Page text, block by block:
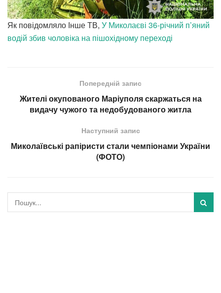
Як повідомляло Інше ТВ, У Миколаєві 36-річний п’яний
водій збив чоловіка на пішохідному переході
Попередній запис
Жителі окупованого Маріуполя скаржаться на
видачу чужого та недобудованого житла
Наступний запис
Миколаївські рапіристи стали чемпіонами України
(ФОТО)